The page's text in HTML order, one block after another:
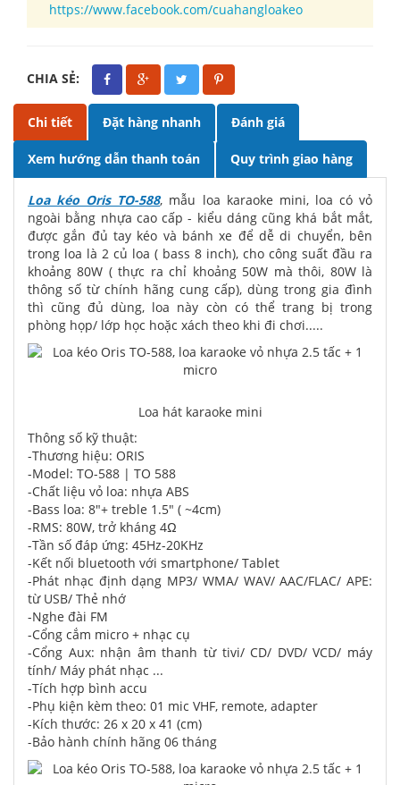
https://www.facebook.com/cuahangloakeo
CHIA SẺ:
Chi tiết Đặt hàng nhanh Đánh giá
Xem hướng dẫn thanh toán Quy trình giao hàng
Loa kéo Oris TO-588, mẫu loa karaoke mini, loa có vỏ
ngoài bằng nhựa cao cấp - kiểu dáng cũng khá bắt mắt,
được gắn đủ tay kéo và bánh xe để dễ di chuyển, bên
trong loa là 2 củ loa ( bass 8 inch), cho công suất đầu ra
khoảng 80W ( thực ra chỉ khoảng 50W mà thôi, 80W là
thông số từ chính hãng cung cấp), dùng trong gia đình
thì cũng đủ dùng, loa này còn có thể trang bị trong
phòng họp/ lớp học hoặc xách theo khi đi chơi.....
Loa hát karaoke mini
Thông số kỹ thuật:
-Thương hiệu: ORIS
-Model: TO-588 | TO 588
-Chất liệu vỏ loa: nhựa ABS
-Bass loa: 8"+ treble 1.5" ( ~4cm)
-RMS: 80W, trở kháng 4Ω
-Tần số đáp ứng: 45Hz-20KHz
-Kết nối bluetooth với smartphone/ Tablet
-Phát nhạc định dạng MP3/ WMA/ WAV/ AAC/FLAC/ APE:
từ USB/ Thẻ nhớ
-Nghe đài FM
-Cổng cắm micro + nhạc cụ
-Cổng Aux: nhận âm thanh từ tivi/ CD/ DVD/ VCD/ máy
tính/ Máy phát nhạc ...
-Tích hợp bình accu
-Phụ kiện kèm theo: 01 mic VHF, remote, adapter
-Kích thước: 26 x 20 x 41 (cm)
-Bảo hành chính hãng 06 tháng